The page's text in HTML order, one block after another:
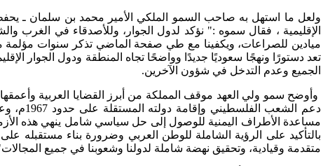
ولعل ما استهل به صاحب السمو الملكي الأمير محمد بن سلمان ـ يحفظه
الإقليمية ، فقال سموه :" نؤكد لدول الجوار، وللأصدقاء في الغرب
ميادين للصراعات، ويكفينا مع طي صفحة الماضي تذكر سنوات مؤلمة
تعد دستورًا ونهجًا سعوديًا جديدًا وواضحًا تجاه المنطقة ودول الجوار
الجميع وعدم التدخل في شؤون الآخرين.
وأوضح سمو ولي العهد موقف المملكة من أبرز القضايا العربية
دعم
مساعدة الأطراف اليمنية للوصول إلى حل سياسي شامل ينهي هذه
بالتأكيد على الرؤية الشاملة للوطن العربي وضرورة بناء مستقبله
متقدمة وقيادية، وتحقيق نهضة شاملة لدولنا وشعوبنا في جميع